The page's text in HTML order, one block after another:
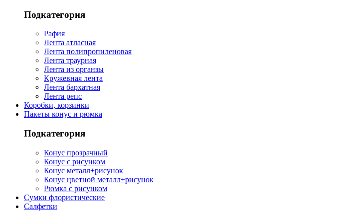
Подкатегория
Рафия
Лента атласная
Лента полипропиленовая
Лента траурная
Лента из органзы
Кружевная лента
Лента бархатная
Лента репс
Коробки, корзинки
Пакеты конус и рюмка
Подкатегория
Конус прозрачный
Конус с рисунком
Конус металл+рисунок
Конус цветной металл+рисунок
Рюмка с рисунком
Сумки флористические
Салфетки